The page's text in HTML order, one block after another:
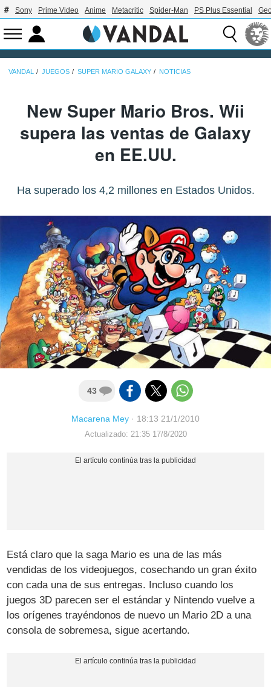
Sony Prime Video Anime Metacritic Spider-Man PS Plus Essential
VANDAL JUEGOS SUPER MARIO GALAXY NOTICIAS
New Super Mario Bros. Wii
supera las ventas de Galaxy
en EE.UU.
Ha superado los 4,2 millones en Estados Unidos.
43
Macarena Mey · 18:13 21/1/2010
Actualizado: 21:35 17/8/2020
Está claro que la saga Mario es una de las más
vendidas de los videojuegos, cosechando un gran éxito
con cada una de sus entregas. Incluso cuando los
juegos 3D parecen ser el estándar y Nintendo vuelve a
los orígenes trayéndonos de nuevo un Mario 2D a una
consola de sobremesa, sigue acertando.